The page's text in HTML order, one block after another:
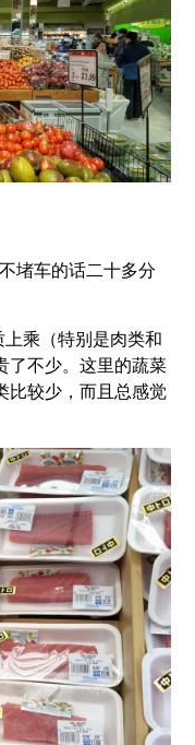
堵车的话二十多分
乘（特别是肉类和
了不少。这里的蔬菜
比较少，而且总感觉